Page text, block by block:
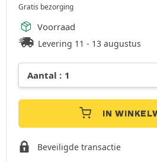
Gratis bezorging
Voorraad
Levering 11 - 13 augustus
IN
Beveiligde transactie